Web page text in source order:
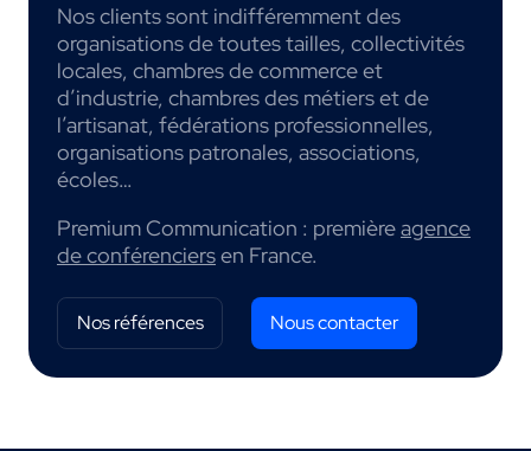
Nos clients sont indifféremment des
organisations de toutes tailles, collectivités
locales, chambres de commerce et
d’industrie, chambres des métiers et de
l’artisanat, fédérations professionnelles,
organisations patronales, associations,
écoles…
Premium Communication : premièreagence
de conférenciersen France.
Nos références Nous contacter